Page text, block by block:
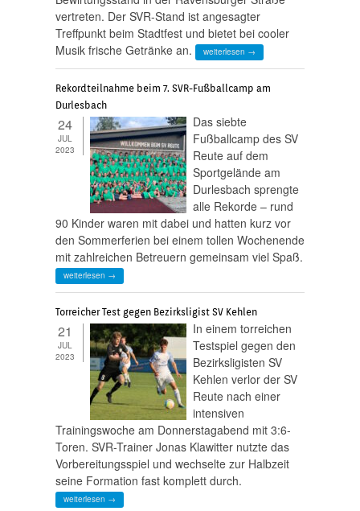
vertreten. Der SVR-Stand ist angesagter
Treffpunkt beim Stadtfest und bietet bei cooler
Musik frische Getränke an.
weiterlesen →
Rekordteilnahme beim 7. SVR-Fußballcamp am
Durlesbach
24
JUL
2023
Das siebte
Fußballcamp des SV
Reute auf dem
Sportgelände am
Durlesbach sprengte
alle Rekorde – rund
90 Kinder waren mit dabei und hatten kurz vor
den Sommerferien bei einem tollen Wochenende
mit zahlreichen Betreuern gemeinsam viel Spaß.
weiterlesen →
Torreicher Test gegen Bezirksligist SV Kehlen
21
JUL
2023
In einem torreichen
Testspiel gegen den
Bezirksligisten SV
Kehlen verlor der SV
Reute nach einer
intensiven
Trainingswoche am Donnerstagabend mit 3:6-
Toren. SVR-Trainer Jonas Klawitter nutzte das
Vorbereitungsspiel und wechselte zur Halbzeit
seine Formation fast komplett durch.
weiterlesen →